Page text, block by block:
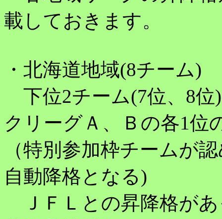
載しておきます。
・北海道地域(8チーム)
下位2チーム(7位、8位
クリーグＡ、Ｂの各1位
（特別参加枠チームが
自動降格となる)
ＪＦＬとの昇降格が